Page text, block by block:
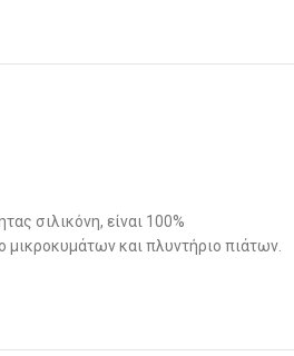
σιλικόνη, είναι 100%
μικροκυμάτων και πλυντήριο πιάτων.